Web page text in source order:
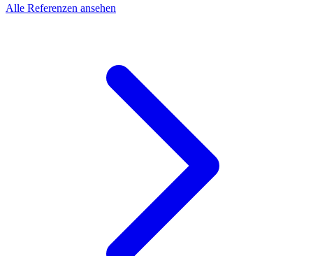
Alle Referenzen ansehen